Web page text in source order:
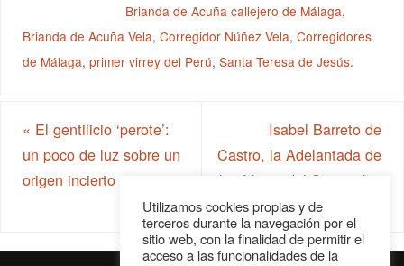
Brianda de Acuña callejero de Málaga,
Brianda de Acuña Vela,Corregidor Núñez Vela,Corregidores
de Málaga,primer virrey del Perú,Santa Teresa de Jesús.
« El gentilicio ‘perote’:
un poco de luz sobre un
origen incierto
Isabel Barreto de
Castro, la Adelantada de
los Mares del Sur, en las
calles de Málaga
Utilizamos cookies propias y de
terceros durante la navegación por el
sitio web, con la finalidad de permitir el
acceso a las funcionalidades de la